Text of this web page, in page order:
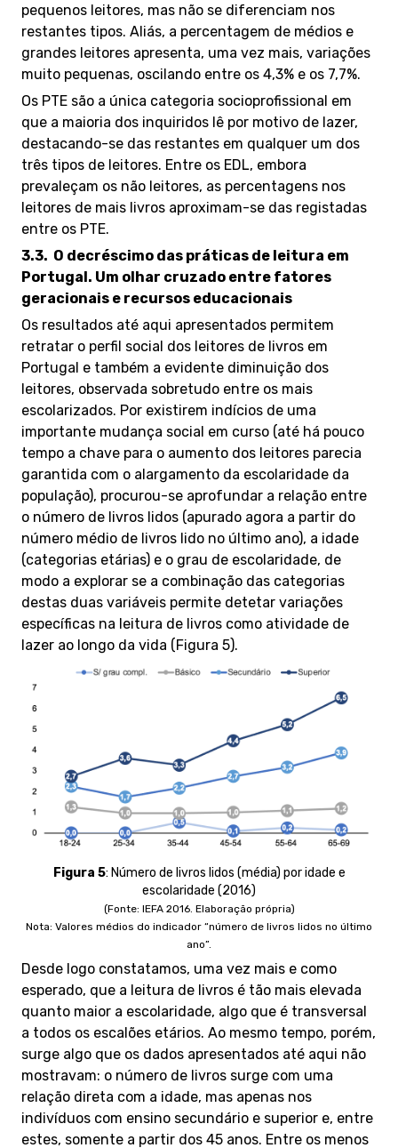
pequenos leitores, mas não se diferenciam nos
restantes tipos. Aliás, a percentagem de médios e
grandes leitores apresenta, uma vez mais, variações
muito pequenas, oscilando entre os 4,3% e os 7,7%.
Os PTE são a única categoria socioprofissional em
que a maioria dos inquiridos lê por motivo de lazer,
destacando-se das restantes em qualquer um dos
três tipos de leitores. Entre os EDL, embora
prevaleçam os não leitores, as percentagens nos
leitores de mais livros aproximam-se das registadas
entre os PTE.
3.3. O decréscimo das práticas de leitura em
Portugal. Um olhar cruzado entre fatores
geracionais e recursos educacionais
Os resultados até aqui apresentados permitem
retratar o perfil social dos leitores de livros em
Portugal e também a evidente diminuição dos
leitores, observada sobretudo entre os mais
escolarizados. Por existirem indícios de uma
importante mudança social em curso (até há pouco
tempo a chave para o aumento dos leitores parecia
garantida com o alargamento da escolaridade da
população), procurou-se aprofundar a relação entre
o número de livros lidos (apurado agora a partir do
número médio de livros lido no último ano), a idade
(categorias etárias) e o grau de escolaridade, de
modo a explorar se a combinação das categorias
destas duas variáveis permite detetar variações
específicas na leitura de livros como atividade de
lazer ao longo da vida (Figura 5).
Figura 5: Número de livros lidos (média) por idade e
escolaridade (2016)
(Fonte: IEFA 2016. Elaboração própria)
Nota: Valores médios do indicador “número de livros lidos no último
ano”.
Desde logo constatamos, uma vez mais e como
esperado, que a leitura de livros é tão mais elevada
quanto maior a escolaridade, algo que é transversal
a todos os escalões etários. Ao mesmo tempo, porém,
surge algo que os dados apresentados até aqui não
mostravam: o número de livros surge com uma
relação direta com a idade, mas apenas nos
indivíduos com ensino secundário e superior e, entre
estes, somente a partir dos 45 anos. Entre os menos